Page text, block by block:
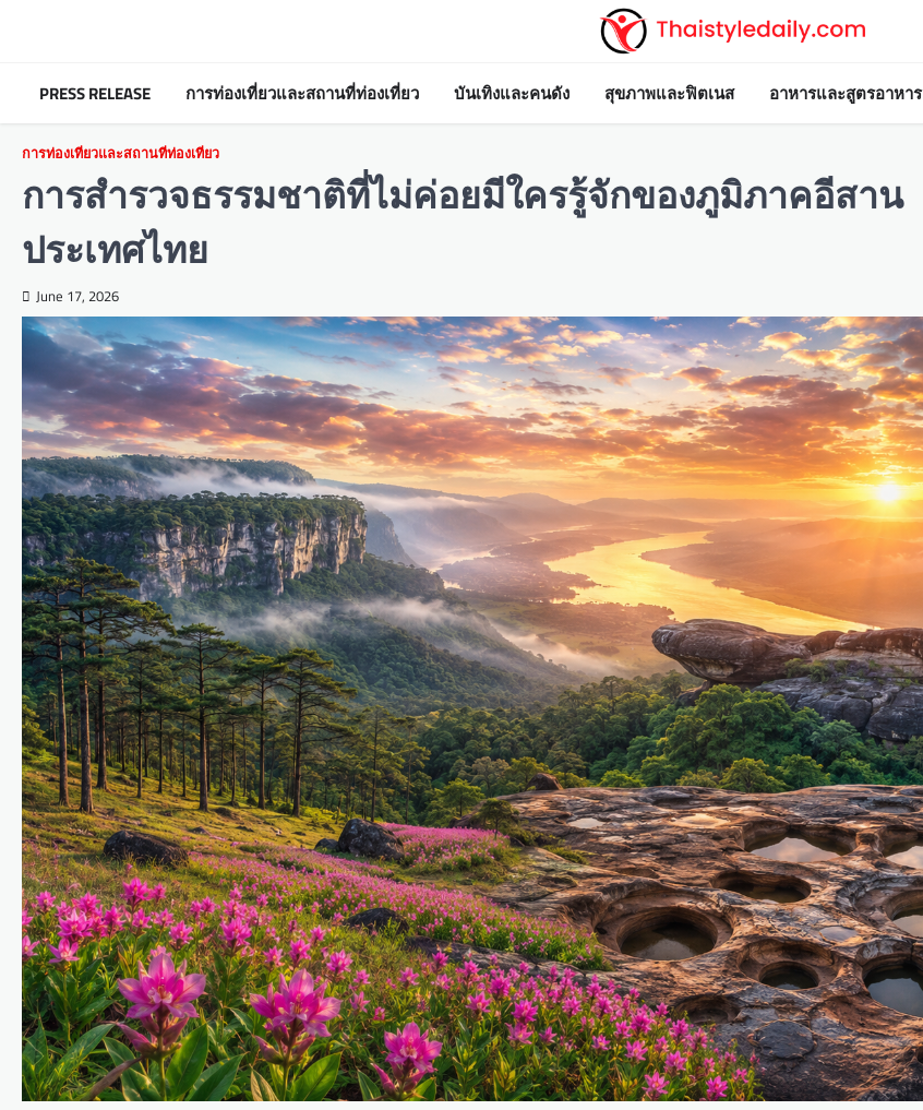
PRESS RELEASE การท่องเที่ยวและสถานที่ท่องเที่ยว บันเทิงและคนดัง สุขภาพและฟิตเนส อาหารและสูตรอาหาร
การท่องเที่ยวและสถานที่ท่องเที่ยว
การสำรวจธรรมชาติที่ไม่ค่อยมีใครรู้จักของภูมิภาคอีสาน
ประเทศไทย
June 17, 2026